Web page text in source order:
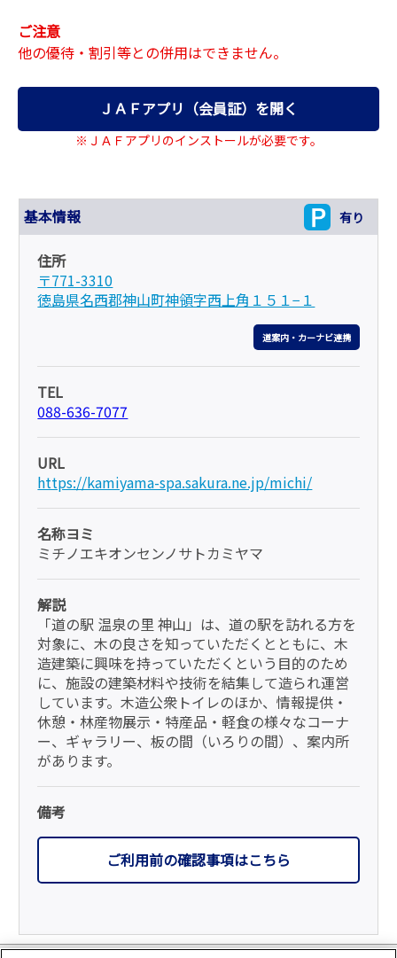
ご注意
他の優待・割引等との併用はできません。
ＪＡＦアプリ（会員証）を開く
※ＪＡＦアプリのインストールが必要です。
基本情報 有り
住所
〒771-3310
徳島県名西郡神山町神領字西上角１５１−１
道案内・カーナビ連携
TEL
088-636-7077
URL
https://kamiyama-spa.sakura.ne.jp/michi/
名称ヨミ
ミチノエキオンセンノサトカミヤマ
解説
「道の駅 温泉の里 神山」は、道の駅を訪れる方を
対象に、木の良さを知っていただくとともに、木
造建築に興味を持っていただくという目的のため
に、施設の建築材料や技術を結集して造られ運営
しています。木造公衆トイレのほか、情報提供・
休憩・林産物展示・特産品・軽食の様々なコーナ
ー、ギャラリー、板の間（いろりの間）、案内所
があります。
備考
ご利用前の確認事項はこちら